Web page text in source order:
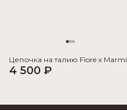
Цепочка на талию Fiore x Marmi
4 500 ₽